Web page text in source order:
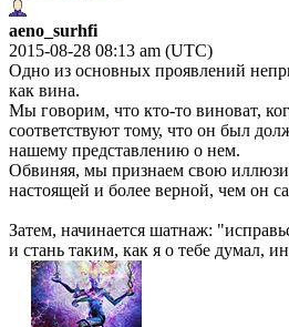
aeno_surhfi
2015-08-28 08:13 am (UTC)
Одно из основных проявлений
как вина.
Мы говорим, что кто-то виноват,
соответствуют тому, что он был
нашему представлению о нем.
Обвиняя, мы признаем свою
настоящей и более верной, чем он
Затем, начинается шатнаж:
и стань таким, как я о тебе думал,